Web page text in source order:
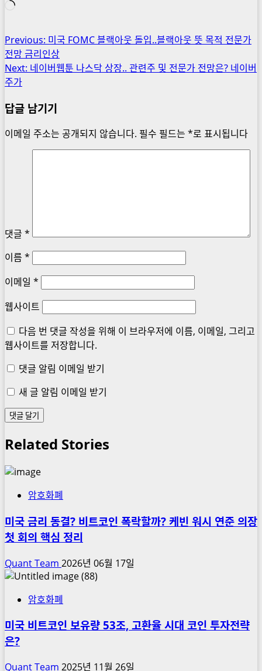
로
중...
Post
navigation
Previous: 미국 FOMC 블랙아웃 돌입..블랙아웃 뜻 목적 전문가
전망 금리인상
Next: 네이버웹툰 나스닥 상장.. 관련주 및 전문가 전망은? 네이버
주가
답글 남기기
이메일 주소는 공개되지 않습니다. 필수 필드는 *로 표시됩니다
댓글 *
이름 *
이메일 *
웹사이트
다음 번 댓글 작성을 위해 이 브라우저에 이름, 이메일, 그리고
웹사이트를 저장합니다.
댓글 알림 이메일 받기
새 글 알림 이메일 받기
Related Stories
암호화폐
미국 금리 동결? 비트코인 폭락할까? 케빈 워시 연준 의장
첫 회의 핵심 정리
Quant Team 2026년 06월 17일
암호화폐
미국 비트코인 보유량 53조, 고환율 시대 코인 투자전략
은?
Quant Team 2025년 11월 26일